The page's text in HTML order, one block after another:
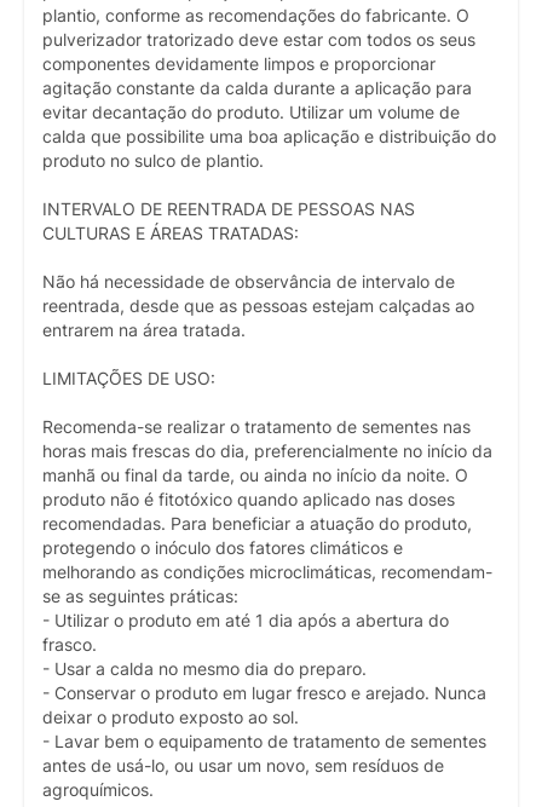
plantio, conforme as recomendações do fabricante. O
pulverizador tratorizado deve estar com todos os seus
componentes devidamente limpos e proporcionar
agitação constante da calda durante a aplicação para
evitar decantação do produto. Utilizar um volume de
calda que possibilite uma boa aplicação e distribuição do
produto no sulco de plantio.
INTERVALO DE REENTRADA DE PESSOAS NAS
CULTURAS E ÁREAS TRATADAS:
Não há necessidade de observância de intervalo de
reentrada, desde que as pessoas estejam calçadas ao
entrarem na área tratada.
LIMITAÇÕES DE USO:
Recomenda-se realizar o tratamento de sementes nas
horas mais frescas do dia, preferencialmente no início da
manhã ou final da tarde, ou ainda no início da noite. O
produto não é fitotóxico quando aplicado nas doses
recomendadas. Para beneficiar a atuação do produto,
protegendo o inóculo dos fatores climáticos e
melhorando as condições microclimáticas, recomendam-
se as seguintes práticas:
- Utilizar o produto em até 1 dia após a abertura do
frasco.
- Usar a calda no mesmo dia do preparo.
- Conservar o produto em lugar fresco e arejado. Nunca
deixar o produto exposto ao sol.
- Lavar bem o equipamento de tratamento de sementes
antes de usá-lo, ou usar um novo, sem resíduos de
agroquímicos.